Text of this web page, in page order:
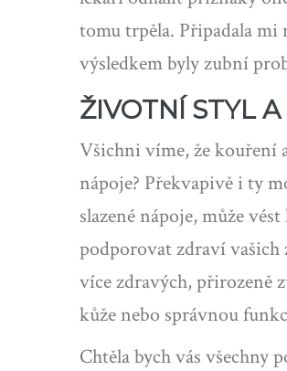
tomu trpěla. Připadala mi
výsledkem byly zubní
ŽIVOTNÍ STYL
Všichni víme, že kouření
nápoje? Překvapivě i ty
slazené nápoje, může
podporovat zdraví vašich
více zdravých, přirozeně
kůže nebo správnou
Chtěla bych vás všechny